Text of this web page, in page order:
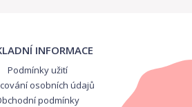
INFORMACE
Podmínky užití
osobních údajů
podmínky